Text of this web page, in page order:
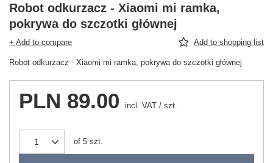
Robot odkurzacz - Xiaomi mi ramka,
pokrywa do szczotki głównej
+ Add to compare Add to shopping list
Robot odkurzacz - Xiaomi mi ramka, pokrywa do szczotki głównej
PLN 89.00 incl. VAT / szt.
of 5 szt.